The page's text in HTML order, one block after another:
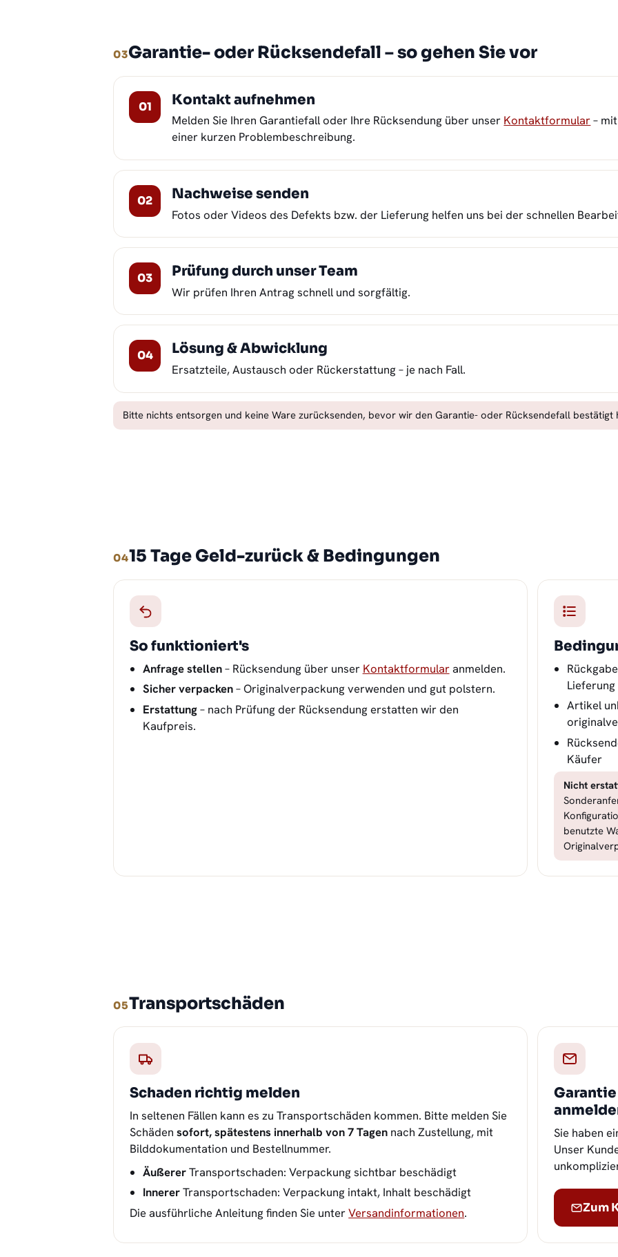
03Garantie- oder Rücksendefall – so gehen Sie vor
Kontakt aufnehmen
Melden Sie Ihren Garantiefall oder Ihre Rücksendung über unser Kontaktformular–
einer kurzen Problembeschreibung.
Nachweise senden
Fotos oder Videos des Defekts bzw. der Lieferung helfen uns bei der schnellen
Prüfung durch unser Team
Wir prüfen Ihren Antrag schnell und sorgfältig.
Lösung & Abwicklung
Ersatzteile, Austausch oder Rückerstattung – je nach Fall.
Bitte nichts entsorgen und keine Ware zurücksenden, bevor wir den Garantie- oder Rücksendefall bestätigt
0415 Tage Geld-zurück & Bedingungen
So funktioniert's
Anfrage stellen– Rücksendung über unser Kontaktformularanmelden.
Sicher verpacken– Originalverpackung verwenden und gut polstern.
Erstattung– nach Prüfung der Rücksendung erstatten wir den
Kaufpreis.
Lieferung
Artikel
Käufer
Nicht
benutzte
05Transportschäden
Schaden richtig melden
In seltenen Fällen kann es zu Transportschäden kommen. Bitte melden Sie
Schädensofort, spätestens innerhalb von 7 Tagen nach Zustellung, mit
Bilddokumentation und Bestellnummer.
ÄußererTransportschaden: Verpackung sichtbar beschädigt
InnererTransportschaden: Verpackung intakt, Inhalt beschädigt
Die ausführliche Anleitung finden Sie unterVersandinformationen.
Sie haben
Unser
Zum